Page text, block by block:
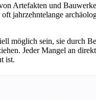
Artefakten und
jahrzehntelange
möglich sein, sie durch
Jeder Mangel an
ist.